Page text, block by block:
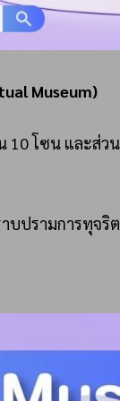
Museum)
โซน และส่ว
บปรามการทุจริ